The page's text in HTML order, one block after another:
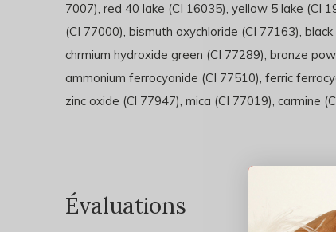
7007), red 40 lake (CI 16035), yellow 5 lake (CI
(CI 77000), bismuth oxychloride (CI 77163),
chrmium hydroxide green (CI 77289), bronze
ammonium ferrocyanide (CI 77510), ferric
zinc oxide (Cl 77947), mica (CI 77019), carmine
Évaluations